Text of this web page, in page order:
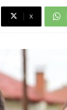
X